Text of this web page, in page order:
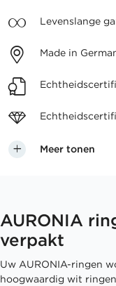
Levenslange
Made in
Meer tonen
AURONIA
verpakt
Uw AURONIA-ringen
hoogwaardig wit